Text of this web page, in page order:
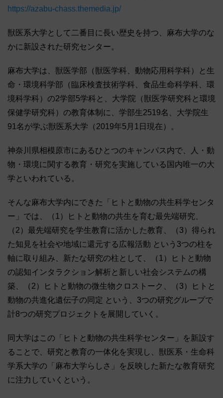
https://azabu-chass.themedia.jp/
獣医系大学として二番目に長い歴史を持つ、麻布大学のな
かに新設された研究センター。
麻布大学は、獣医学部（獣医学科、動物応用科学科）と生
命・環境科学部（臨床検査技術学科、食品生命科学科、環
境科学科）の2学部5学科と、大学院（獣医学研究科と環境
保健学研究科）の教育体制に、学部生2519名、大学院生
91名が学ぶ獣医系大学（2019年5月1日現在）。
神奈川県相模原市にあるひとつのキャンパス内で、人・動
物・環境に関する教育・研究を実施している国内唯一の大
学といわれている。
そんな麻布大学内にできた「ヒトと動物の共生科学センタ
ー」では、（1）ヒトと動物の共生を育む最先端研究、
（2）最先端研究を学生教育に活かした教育、（3）得られ
た知見を社会や地域に還元する広報活動 という3つの柱を
軸に取り組み、新たな研究の柱として、（1）ヒトと動物
の認知インタラクション解析と新しい社会システムの構
築、（2）ヒトと動物の微生物クロストーク、（3）ヒトと
動物の共進化遺伝子の同定 という、3つの研究グループで
計8つの研究プロジェクトを展開していく。
同大学はこの「ヒトと動物の共生科学センター」を新設す
ることで、研究と教育の一体化を実現し、獣医系・生命科
学系大学の「麻布大学らしさ」を反映した新たな教育研究
に注力していくという。